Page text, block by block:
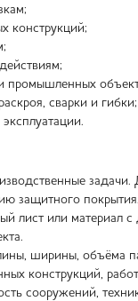
конструкций;
промышленных
сварки и гибки;
защитного покрытия.
лист или материал
ширины, объёма
конструкций,
сооружений,